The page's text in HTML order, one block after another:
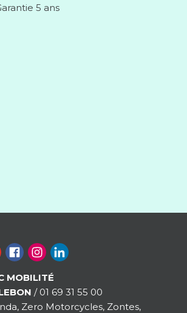
5 ans
MOBILITÉ
/ 01 69 31 55 00
Zero Motorcycles, Zontes,